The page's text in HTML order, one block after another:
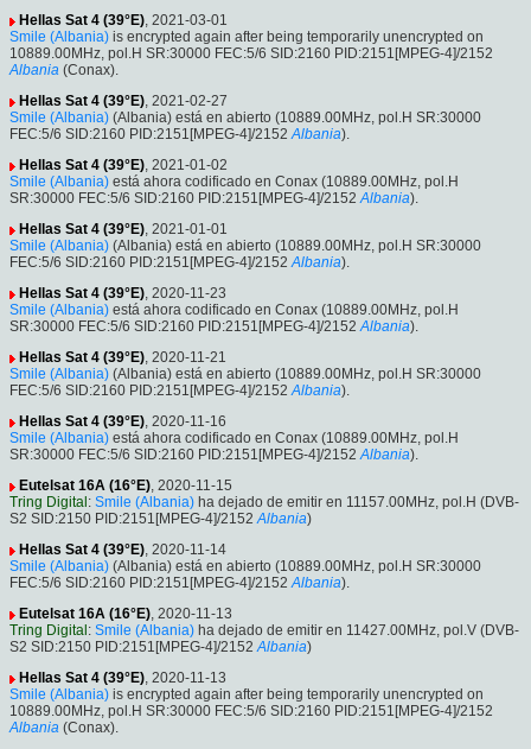
Hellas Sat 4 (39°E), 2021-03-01
Smile (Albania) is encrypted again after being temporarily unencrypted on
10889.00MHz, pol.H SR:30000 FEC:5/6 SID:2160 PID:2151[MPEG-4]/2152
Albania (Conax).
Hellas Sat 4 (39°E), 2021-02-27
Smile (Albania) (Albania) está en abierto (10889.00MHz, pol.H SR:30000
FEC:5/6 SID:2160 PID:2151[MPEG-4]/2152 Albania).
Hellas Sat 4 (39°E), 2021-01-02
Smile (Albania) está ahora codificado en Conax (10889.00MHz, pol.H
SR:30000 FEC:5/6 SID:2160 PID:2151[MPEG-4]/2152 Albania).
Hellas Sat 4 (39°E), 2021-01-01
Smile (Albania) (Albania) está en abierto (10889.00MHz, pol.H SR:30000
FEC:5/6 SID:2160 PID:2151[MPEG-4]/2152 Albania).
Hellas Sat 4 (39°E), 2020-11-23
Smile (Albania) está ahora codificado en Conax (10889.00MHz, pol.H
SR:30000 FEC:5/6 SID:2160 PID:2151[MPEG-4]/2152 Albania).
Hellas Sat 4 (39°E), 2020-11-21
Smile (Albania) (Albania) está en abierto (10889.00MHz, pol.H SR:30000
FEC:5/6 SID:2160 PID:2151[MPEG-4]/2152 Albania).
Hellas Sat 4 (39°E), 2020-11-16
Smile (Albania) está ahora codificado en Conax (10889.00MHz, pol.H
SR:30000 FEC:5/6 SID:2160 PID:2151[MPEG-4]/2152 Albania).
Eutelsat 16A (16°E), 2020-11-15
Tring Digital : Smile (Albania) ha dejado de emitir en 11157.00MHz, pol.H (DVB-
S2 SID:2150 PID:2151[MPEG-4]/2152 Albania)
Hellas Sat 4 (39°E), 2020-11-14
Smile (Albania) (Albania) está en abierto (10889.00MHz, pol.H SR:30000
FEC:5/6 SID:2160 PID:2151[MPEG-4]/2152 Albania).
Eutelsat 16A (16°E), 2020-11-13
Tring Digital : Smile (Albania) ha dejado de emitir en 11427.00MHz, pol.V (DVB-
S2 SID:2150 PID:2151[MPEG-4]/2152 Albania)
Hellas Sat 4 (39°E), 2020-11-13
Smile (Albania) is encrypted again after being temporarily unencrypted on
10889.00MHz, pol.H SR:30000 FEC:5/6 SID:2160 PID:2151[MPEG-4]/2152
Albania (Conax).